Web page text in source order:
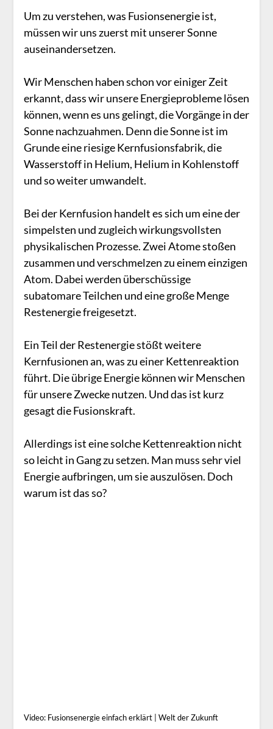
Um zu verstehen, was Fusionsenergie ist,
müssen wir uns zuerst mit unserer Sonne
auseinandersetzen.
Wir Menschen haben schon vor einiger Zeit
erkannt, dass wir unsere Energieprobleme lösen
können, wenn es uns gelingt, die Vorgänge in der
Sonne nachzuahmen. Denn die Sonne ist im
Grunde eine riesige Kernfusionsfabrik, die
Wasserstoff in Helium, Helium in Kohlenstoff
und so weiter umwandelt.
Bei der Kernfusion handelt es sich um eine der
simpelsten und zugleich wirkungsvollsten
physikalischen Prozesse. Zwei Atome stoßen
zusammen und verschmelzen zu einem einzigen
Atom. Dabei werden überschüssige
subatomare Teilchen und eine große Menge
Restenergie freigesetzt.
Ein Teil der Restenergie stößt weitere
Kernfusionen an, was zu einer Kettenreaktion
führt. Die übrige Energie können wir Menschen
für unsere Zwecke nutzen. Und das ist kurz
gesagt die Fusionskraft.
Allerdings ist eine solche Kettenreaktion nicht
so leicht in Gang zu setzen. Man muss sehr viel
Energie aufbringen, um sie auszulösen. Doch
warum ist das so?
Video: Fusionsenergie einfach erklärt | Welt der Zukunft